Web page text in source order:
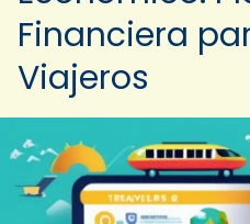
Financiera
Viajeros